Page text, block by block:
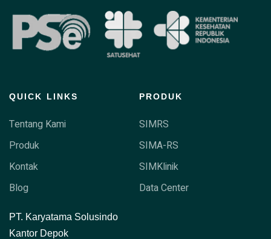
QUICK LINKS
Tentang Kami
Produk
Kontak
Blog
PRODUK
SIMRS
SIMA-RS
SIMKlinik
Data Center
PT. Karyatama Solusindo
Kantor Depok